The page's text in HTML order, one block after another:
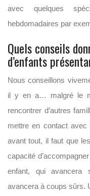
avec quelques
hebdomadaires par
Quels conseils
d’enfants
Nous conseillons
il y en a… malgré le
rencontrer d’autres
mettre en contact avec
avant tout, il faut que
capacité
enfant, qui avancera
avancera à coups sûrs.